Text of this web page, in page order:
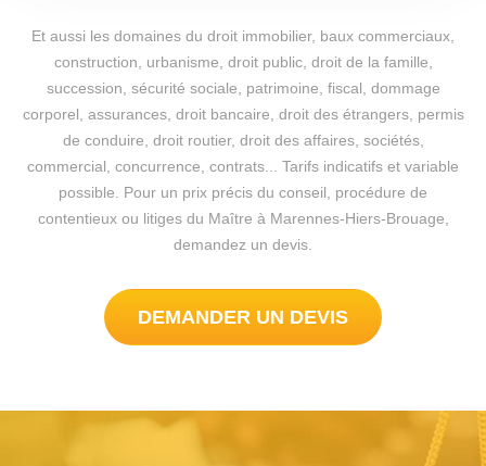
Et aussi les domaines du droit immobilier, baux commerciaux,
construction, urbanisme, droit public, droit de la famille,
succession, sécurité sociale, patrimoine, fiscal, dommage
corporel, assurances, droit bancaire, droit des étrangers, permis
de conduire, droit routier, droit des affaires, sociétés,
commercial, concurrence, contrats... Tarifs indicatifs et variable
possible. Pour un prix précis du conseil, procédure de
contentieux ou litiges du Maître à Marennes-Hiers-Brouage,
demandez un devis.
DEMANDER UN DEVIS